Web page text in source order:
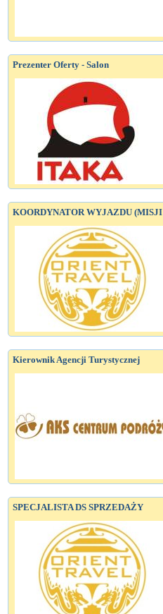
Prezenter Oferty - Salon
KOORDYNATOR WYJAZDU (MISJI
Kierownik Agencji Turystycznej
SPECJALISTA DS SPRZEDAŻY